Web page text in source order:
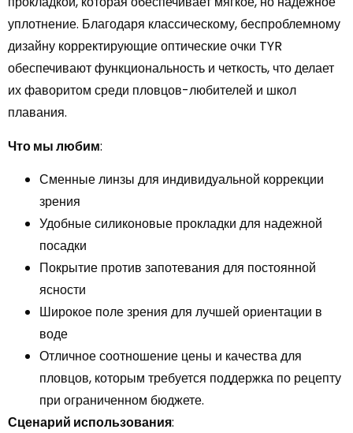
уплотнение. Благодаря классическому, беспроблемному
дизайну корректирующие оптические очки TYR
обеспечивают функциональность и четкость, что делает
их фаворитом среди пловцов-любителей и школ
плавания.
Что мы любим:
Сменные линзы для индивидуальной коррекции
зрения
Удобные силиконовые прокладки для надежной
посадки
Покрытие против запотевания для постоянной
ясности
Широкое поле зрения для лучшей ориентации в
воде
Отличное соотношение цены и качества для
пловцов, которым требуется поддержка по рецепту
при ограниченном бюджете.
Сценарий использования: